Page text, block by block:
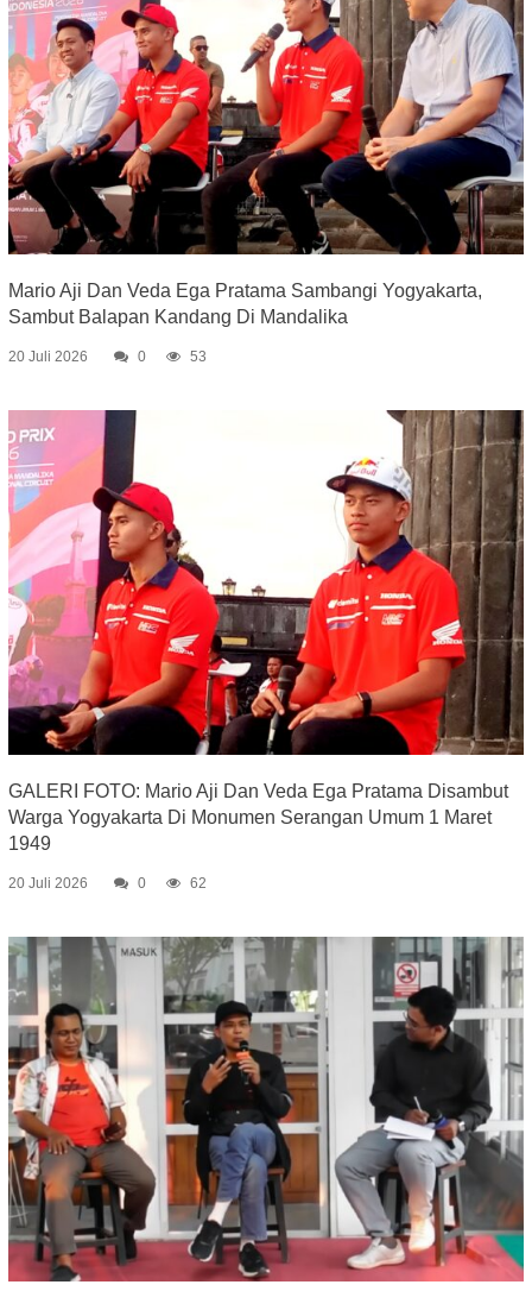
Mario Aji Dan Veda Ega Pratama Sambangi Yogyakarta,
Sambut Balapan Kandang Di Mandalika
20 Juli 2026 0 53
GALERI FOTO: Mario Aji Dan Veda Ega Pratama Disambut
Warga Yogyakarta Di Monumen Serangan Umum 1 Maret
1949
20 Juli 2026 0 62